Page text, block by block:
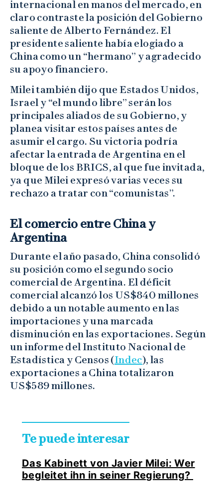
internacional en manos del mercado, en
claro contraste la posición del Gobierno
saliente de Alberto Fernández. El
presidente saliente había elogiado a
China como un “hermano” y agradecido
su apoyo financiero.
Milei también dijo que Estados Unidos,
Israel y “el mundo libre” serán los
principales aliados de su Gobierno, y
planea visitar estos países antes de
asumir el cargo. Su victoria podría
afectar la entrada de Argentina en el
bloque de los BRICS, al que fue invitada,
ya que Milei expresó varias veces su
rechazo a tratar con “comunistas”.
El comercio entre China y
Argentina
Durante el año pasado, China consolidó
su posición como el segundo socio
comercial de Argentina. El déficit
comercial alcanzó los US$840 millones
debido a un notable aumento en las
importaciones y una marcada
disminución en las exportaciones. Según
un informe del Instituto Nacional de
Estadística y Censos (Indec), las
exportaciones a China totalizaron
US$589 millones.
Te puede interesar
Das Kabinett von Javier Milei: Wer
begleitet ihn in seiner Regierung?